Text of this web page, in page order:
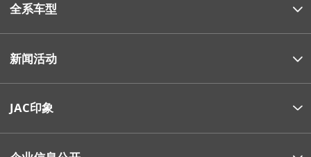
全系车型
新闻活动
JAC印象